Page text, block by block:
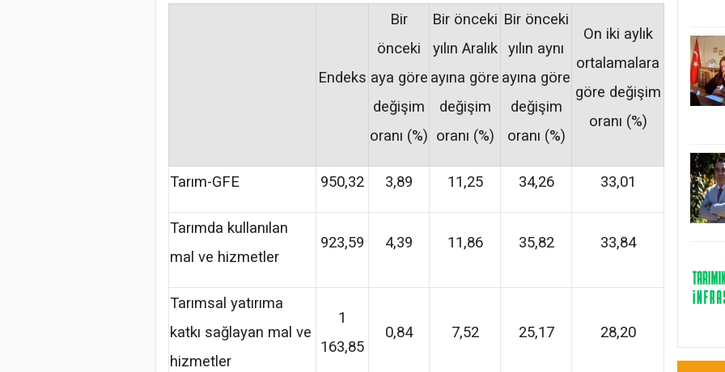
Endeks
Bir
önceki
aya göre
değişim
oranı (%)
Bir önceki
yılın Aralık
ayına göre
değişim
oranı (%)
Bir önceki
yılın aynı
ayına göre
değişim
oranı (%)
On iki aylık
ortalamalara
göre değişim
oranı (%)
Tarım-GFE 950,32 3,89 11,25 34,26 33,01
Tarımda kullanılan
mal ve hizmetler
923,59 4,39 11,86 35,82 33,84
Tarımsal yatırıma
katkı sağlayan mal ve
hizmetler
1
163,85
0,84 7,52 25,17 28,20